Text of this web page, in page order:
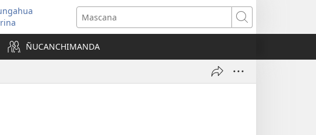
(abre
una
nueva
ventana)
Mascana
ÑUCANCHIMANDA